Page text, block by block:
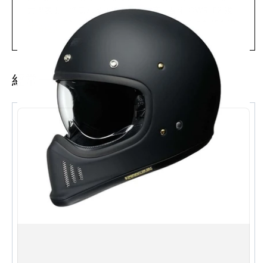
經常一起購買
力學表現、降低風噪並提升通風效率。配備 CWR-F2 鏡
片（支援 PINLOCK EVO 防霧片），是街道與運動騎乘皆
宜的純運動型全罩頭盔。
主要特點
AIM+（Advanced Integrated Matrix Plus Multi-
Fiber）複合纖維帽殼，輕量堅固
CWR-F2 鏡片，支援 PINLOCK EVO 防霧片
重新設計頭頂進氣口及下巴進氣口，通風效率較 Z-
7 更佳
流線帽體改善空氣動力學表現並減低風噪
EQRS（Emergency Quick Release System）緊
急快拆系統
符合 JIS 認證標準